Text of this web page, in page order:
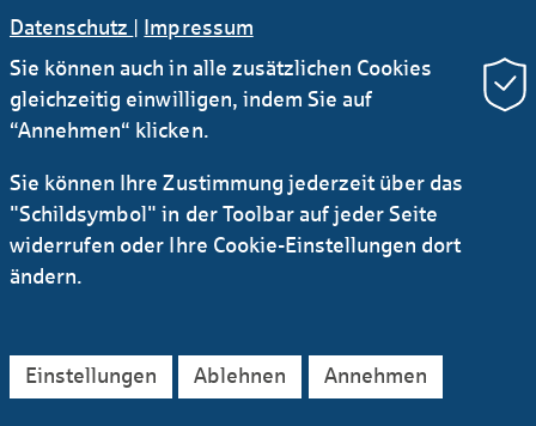
Newsletter Research
RSS
Kontakt
Service Sichere E-Mail Kommunikation
Instagram LinkedIn
YouTube
AGB
Datenschutz Impressum
Rechtliches
Barrierefreiheitserklärung
Datenschutz | Impressum
Sie können auch in alle zusätzlichen Cookies
gleichzeitig einwilligen, indem Sie auf
“Annehmen“ klicken.
Sie können Ihre Zustimmung jederzeit über das
"Schildsymbol" in der Toolbar auf jeder Seite
widerrufen oder Ihre Cookie-Einstellungen dort
ändern.
Einstellungen Ablehnen Annehmen